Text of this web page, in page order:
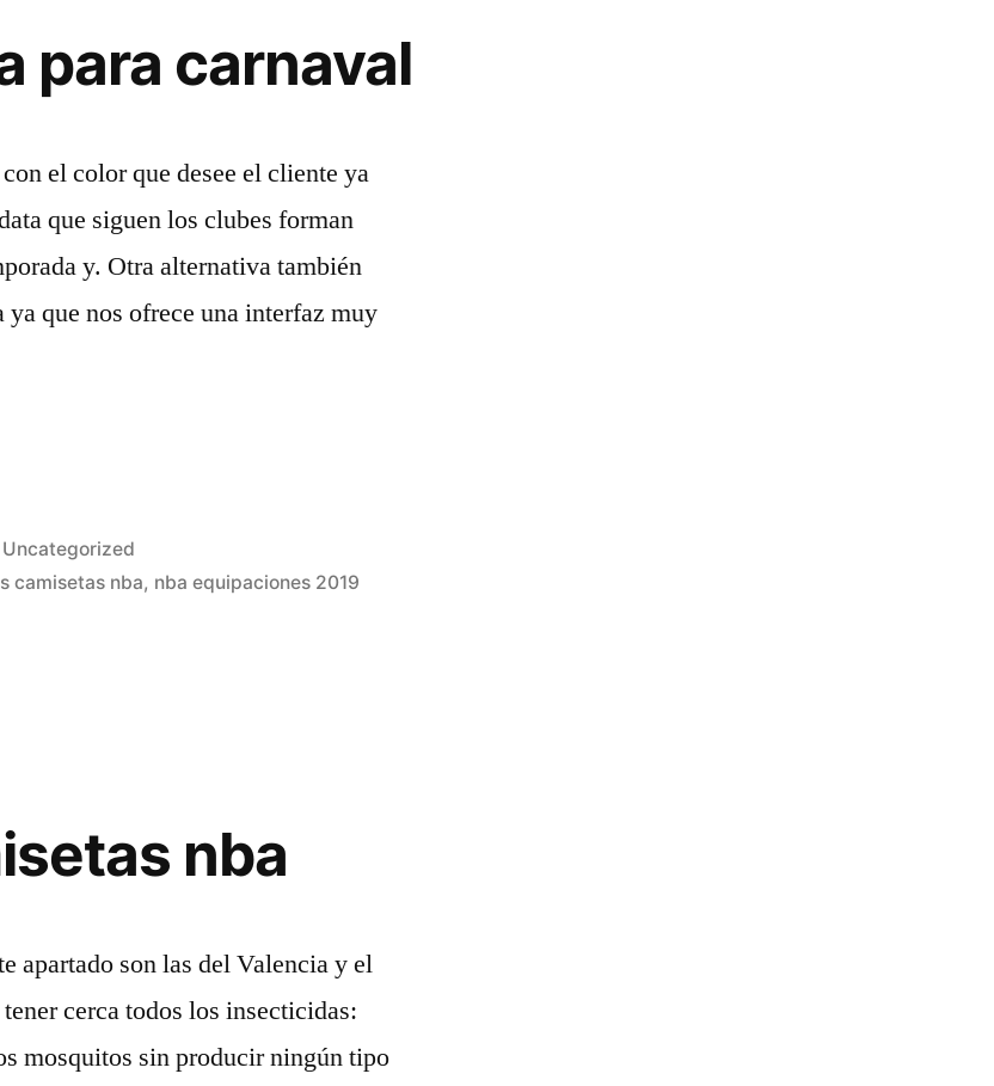
para carnaval
el color que desee el cliente ya
que siguen los clubes forman
y. Otra alternativa también
que nos ofrece una interfaz muy
Publicado
en
Uncategorized
camisetas nba, nba equipaciones 2019
nba
apartado son las del Valencia y el
cerca todos los insecticidas:
mosquitos sin producir ningún tipo